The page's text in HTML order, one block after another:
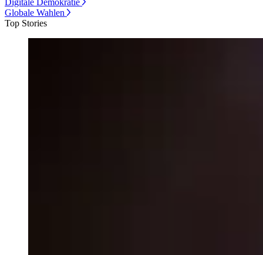
Digitale Demokratie
Globale Wahlen
Top Stories